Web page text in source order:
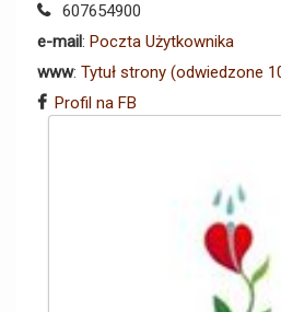
607654900
e-mail: Poczta Użytkownika
www: Tytuł strony (odwiedzone
Profil na FB